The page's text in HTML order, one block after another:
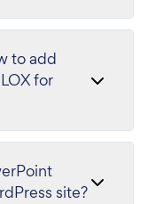
to add
for
site?